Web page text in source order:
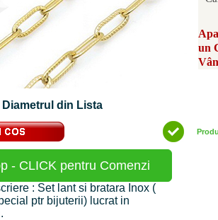
un
Diametrul din Lista
- CLICK pentru Comenzi
: Set lant si bratara Inox (
ptr bijuterii) lucrat in